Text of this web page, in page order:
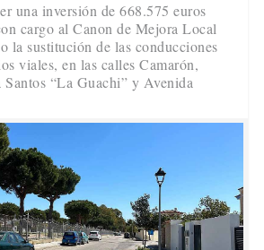
una inversión de 668.575 euros
cargo al Canon de Mejora Local
la sustitución de las conducciones
viales, en las calles Camarón,
“La Guachi” y Avenida